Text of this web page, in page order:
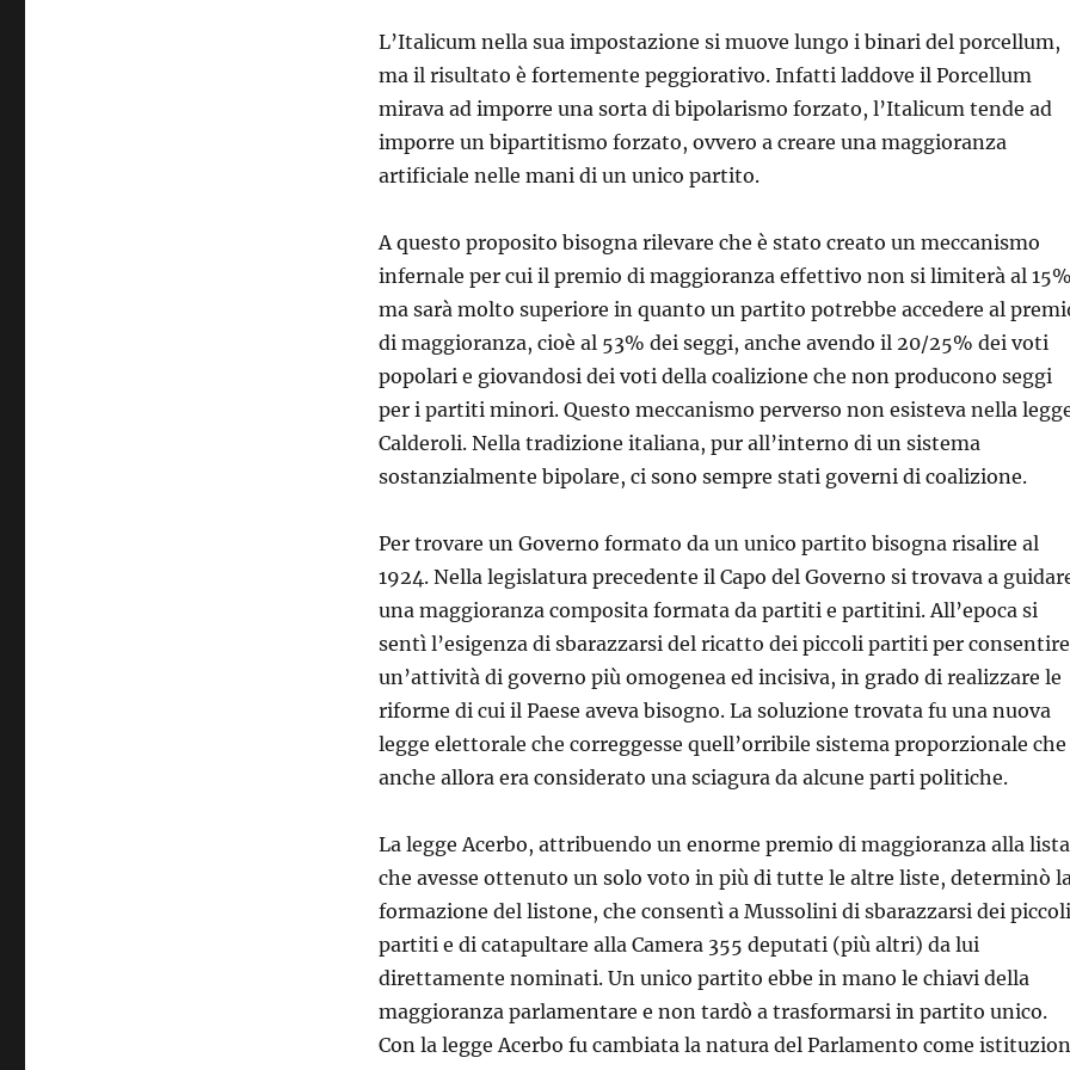
L’Italicum nella sua impostazione si muove lungo i binari del porcellum,
ma il risultato è fortemente peggiorativo. Infatti laddove il Porcellum
mirava ad imporre una sorta di bipolarismo forzato, l’Italicum tende ad
imporre un bipartitismo forzato, ovvero a creare una maggioranza
artificiale nelle mani di un unico partito.
A questo proposito bisogna rilevare che è stato creato un meccanismo
infernale per cui il premio di maggioranza effettivo non si limiterà al
ma sarà molto superiore in quanto un partito potrebbe accedere al
di maggioranza, cioè al 53% dei seggi, anche avendo il 20/25% dei voti
popolari e giovandosi dei voti della coalizione che non producono seggi
per i partiti minori. Questo meccanismo perverso non esisteva nella
Calderoli. Nella tradizione italiana, pur all’interno di un sistema
sostanzialmente bipolare, ci sono sempre stati governi di coalizione.
Per trovare un Governo formato da un unico partito bisogna risalire al
1924. Nella legislatura precedente il Capo del Governo si trovava a
una maggioranza composita formata da partiti e partitini. All’epoca si
sentì l’esigenza di sbarazzarsi del ricatto dei piccoli partiti per consentire
un’attività di governo più omogenea ed incisiva, in grado di realizzare le
riforme di cui il Paese aveva bisogno. La soluzione trovata fu una nuova
legge elettorale che correggesse quell’orribile sistema proporzionale che
anche allora era considerato una sciagura da alcune parti politiche.
La legge Acerbo, attribuendo un enorme premio di maggioranza alla lista
che avesse ottenuto un solo voto in più di tutte le altre liste, determinò
formazione del listone, che consentì a Mussolini di sbarazzarsi dei piccoli
partiti e di catapultare alla Camera 355 deputati (più altri) da lui
direttamente nominati. Un unico partito ebbe in mano le chiavi della
maggioranza parlamentare e non tardò a trasformarsi in partito unico.
Con la legge Acerbo fu cambiata la natura del Parlamento come